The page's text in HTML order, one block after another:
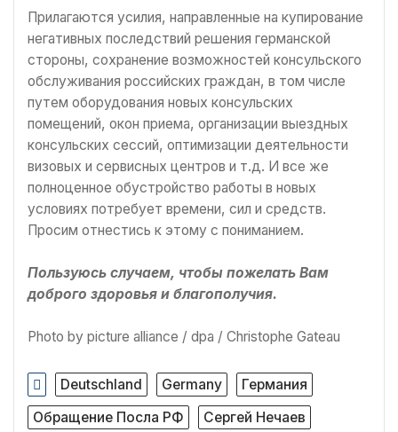
Прилагаются усилия, направленные на купирование
негативных последствий решения германской
стороны, сохранение возможностей консульского
обслуживания российских граждан, в том числе
путем оборудования новых консульских
помещений, окон приема, организации выездных
консульских сессий, оптимизации деятельности
визовых и сервисных центров и т.д. И все же
полноценное обустройство работы в новых
условиях потребует времени, сил и средств.
Просим отнестись к этому с пониманием.
Пользуюсь случаем, чтобы пожелать Вам
доброго здоровья и благополучия.
Photo by picture alliance / dpa / Christophe Gateau
Deutschland Germany
Германия
Обращение Посла РФ
Сергей Нечаев